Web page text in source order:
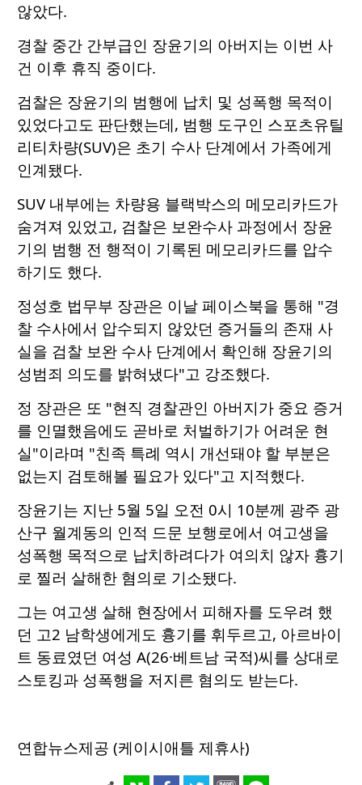
않았다.
경찰 중간 간부급인 장윤기의 아버지는 이번 사
건 이후 휴직 중이다.
검찰은 장윤기의 범행에 납치 및 성폭행 목적이
있었다고도 판단했는데, 범행 도구인 스포츠유틸
리티차량(SUV)은 초기 수사 단계에서 가족에게
인계됐다.
SUV 내부에는 차량용 블랙박스의 메모리카드가
숨겨져 있었고, 검찰은 보완수사 과정에서 장윤
기의 범행 전 행적이 기록된 메모리카드를 압수
하기도 했다.
정성호 법무부 장관은 이날 페이스북을 통해 "경
찰 수사에서 압수되지 않았던 증거들의 존재 사
실을 검찰 보완 수사 단계에서 확인해 장윤기의
성범죄 의도를 밝혀냈다"고 강조했다.
정 장관은 또 "현직 경찰관인 아버지가 중요 증거
를 인멸했음에도 곧바로 처벌하기가 어려운 현
실"이라며 "친족 특례 역시 개선돼야 할 부분은
없는지 검토해볼 필요가 있다"고 지적했다.
장윤기는 지난 5월 5일 오전 0시 10분께 광주 광
산구 월계동의 인적 드문 보행로에서 여고생을
성폭행 목적으로 납치하려다가 여의치 않자 흉기
로 찔러 살해한 혐의로 기소됐다.
그는 여고생 살해 현장에서 피해자를 도우려 했
던 고2 남학생에게도 흉기를 휘두르고, 아르바이
트 동료였던 여성 A(26·베트남 국적)씨를 상대로
스토킹과 성폭행을 저지른 혐의도 받는다.
연합뉴스제공 (케이시애틀 제휴사)